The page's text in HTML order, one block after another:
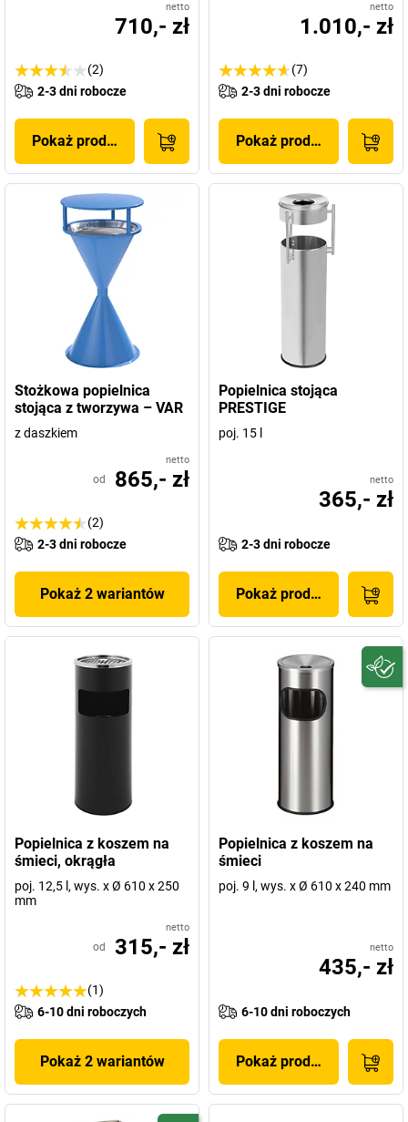
netto
710,- zł
(2)
2-3 dni robocze
Pokaż produkt
netto
1.010,- zł
(7)
2-3 dni robocze
Pokaż produkt
Stożkowa popielnica
stojąca z tworzywa – VAR
z daszkiem
netto
od 865,- zł
(2)
2-3 dni robocze
Pokaż 2 wariantów
Popielnica stojąca
PRESTIGE
poj. 15 l
netto
365,- zł
2-3 dni robocze
Pokaż produkt
Popielnica z koszem na
śmieci, okrągła
poj. 12,5 l, wys. x Ø 610 x 250
mm
netto
od 315,- zł
(1)
6-10 dni roboczych
Pokaż 2 wariantów
Popielnica z koszem na
śmieci
poj. 9 l, wys. x Ø 610 x 240 mm
netto
435,- zł
6-10 dni roboczych
Pokaż produkt